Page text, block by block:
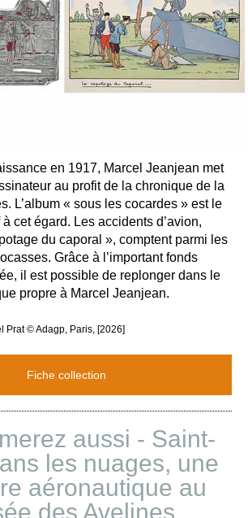
en 1917, Marcel Jeanjean met
au profit de la chronique de la
L’album « sous les cocardes » est le
cet égard. Les accidents d’avion,
du caporal », comptent parmi les
Grâce à l’important fonds
il est possible de replonger dans le
propre à Marcel Jeanjean.
Prat © Adagp, Paris, [2026]
Fiche collection
aussi - Saint-
les nuages, une
aéronautique au
des Avelines